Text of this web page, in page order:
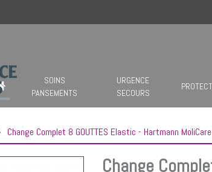
SOINS
PANSEMENTS
URGENCE
SECOURS
Change Complet 8 GOUTTES Elastic - Hartmann
Change